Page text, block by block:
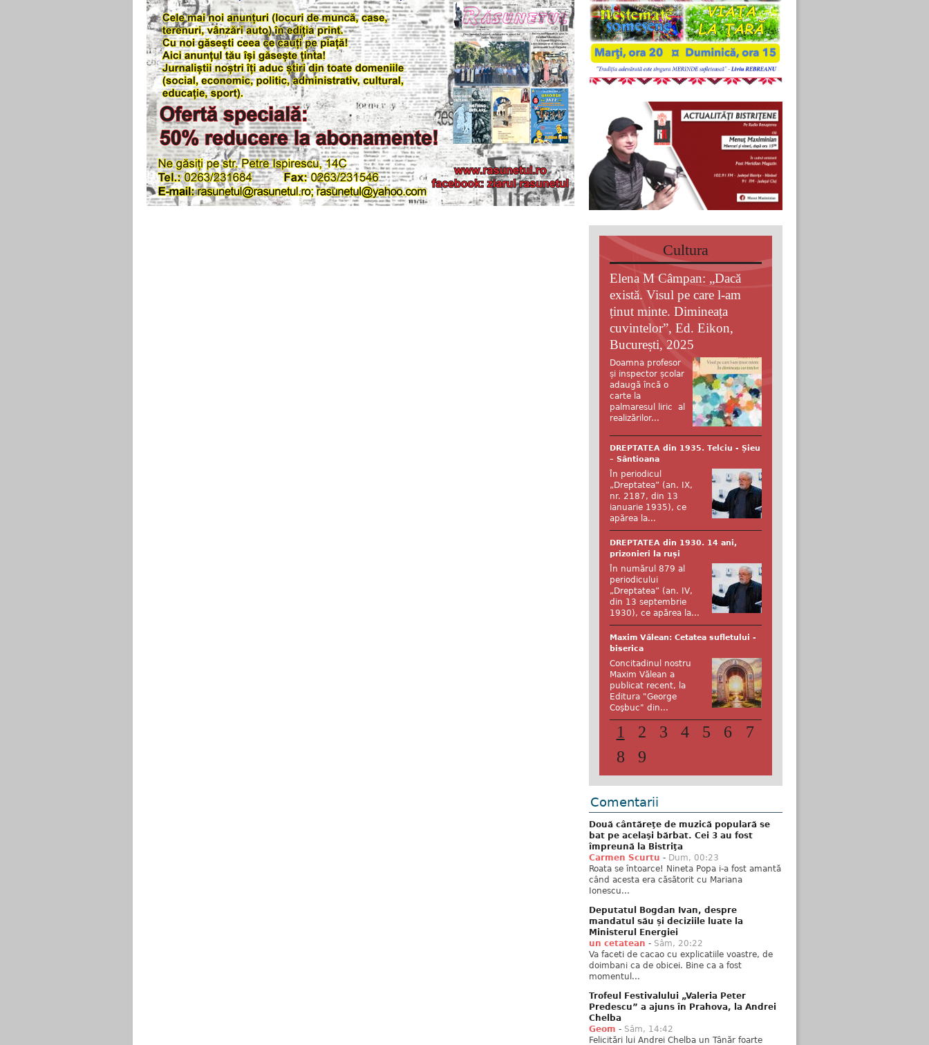
Cultura
Elena M Câmpan: „Dacă
există. Visul pe care l-am
ținut minte. Dimineața
cuvintelor”, Ed. Eikon,
București, 2025
Doamna profesor
și inspector școlar
adaugă încă o
carte la
palmaresul liric al
realizărilor...
DREPTATEA din 1935. Telciu - Șieu
– Sântioana
În periodicul
„Dreptatea” (an. IX,
nr. 2187, din 13
ianuarie 1935), ce
apărea la...
DREPTATEA din 1930. 14 ani,
prizonieri la ruși
În numărul 879 al
periodicului
„Dreptatea” (an. IV,
din 13 septembrie
1930), ce apărea la...
Maxim Vălean: Cetatea sufletului -
biserica
Concitadinul nostru
Maxim Vălean a
publicat recent, la
Editura "George
Coşbuc" din...
1 2 3 4 5 6
7
8
9
Comentarii
Două cântăreţe de muzică populară se
bat pe acelaşi bărbat. Cei 3 au fost
împreună la Bistriţa
Carmen Scurtu - Dum, 00:23
Roata se întoarce! Nineta Popa i-a fost amantă
când acesta era căsătorit cu Mariana
Ionescu...
Deputatul Bogdan Ivan, despre
mandatul său și deciziile luate la
Ministerul Energiei
un cetatean - Sâm, 20:22
Va faceti de cacao cu explicatiile voastre, de
doimbani ca de obicei. Bine ca a fost
momentul...
Trofeul Festivalului „Valeria Peter
Predescu” a ajuns în Prahova, la Andrei
Chelba
Geom - Sâm, 14:42
Felicitări lui Andrei Chelba un Tânăr foarte